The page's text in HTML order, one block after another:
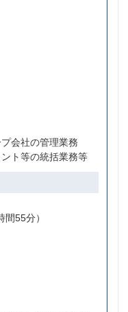
会社の管理業務
ト等の統括業務等
55分）